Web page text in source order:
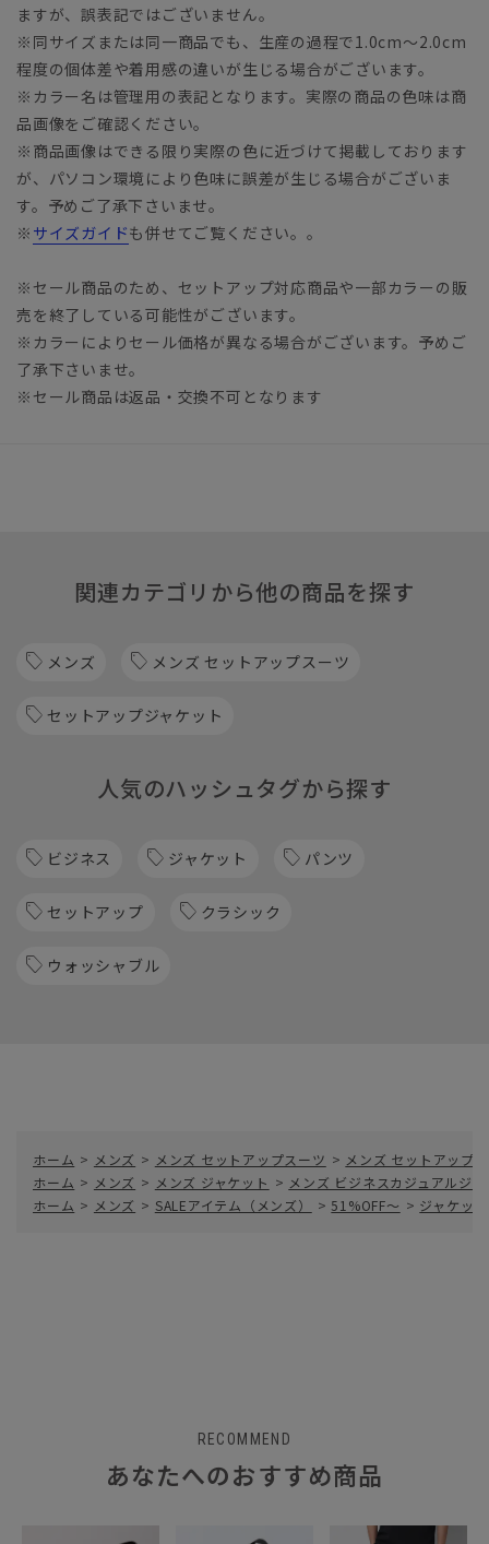
ますが、誤表記ではございません。
※同サイズまたは同一商品でも、生産の過程で1.0cm～2.0cm
程度の個体差や着用感の違いが生じる場合がございます。
※カラー名は管理用の表記となります。実際の商品の色味は商
品画像をご確認ください。
※商品画像はできる限り実際の色に近づけて掲載しております
が、パソコン環境により色味に誤差が生じる場合がございま
す。予めご了承下さいませ。
※ サイズガイドも併せてご覧ください。。
※セール商品のため、セットアップ対応商品や一部カラーの販
売を終了している可能性がございます。
※カラーによりセール価格が異なる場合がございます。予めご
了承下さいませ。
※セール商品は返品・交換不可となります
関連カテゴリから他の商品を探す
メンズ メンズ セットアップスーツ
セットアップジャケット
人気のハッシュタグから探す
ビジネス ジャケット パンツ
セットアップ クラシック
ウォッシャブル
ホーム > メンズ > メンズ セットアップスーツ > メンズ セットアップ
ホーム > メンズ > メンズ ジャケット > メンズ ビジネスカジュアルジ
ホーム > メンズ > SALEアイテム（メンズ） > 51%OFF～ > ジャケッ
RECOMMEND
あなたへのおすすめ商品